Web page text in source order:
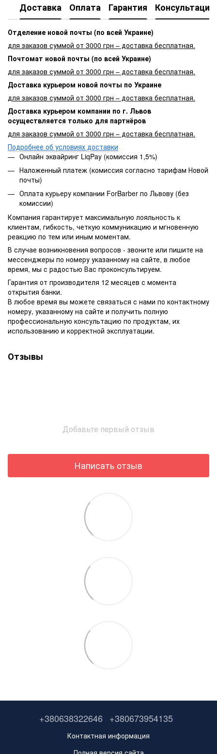
Доставка Оплата Гарантия Консультация
Отделение новой почты (по всей Украине)
для заказов суммой от 3000 грн – доставка бесплатная.
Почтомат новой почты (по всей Украине)
для заказов суммой от 3000 грн – доставка бесплатная.
Доставка курьером новой почты по Украине
для заказов суммой от 3000 грн – доставка бесплатная.
Доставка курьером компании по г. Львов
осуществляется только для партнёров
для заказов суммой от 3000 грн – доставка бесплатная.
Подробнее об условиях доставки
Онлайн эквайринг LiqPay (комиссия 1,5%)
Наложенный платеж (комиссия согласно тарифам Новой
почты)
Оплата курьеру компании ForBarber по Львову (без
комиссии)
Компания гарантирует максимальную лояльность к
клиентам, гибкость, четкую коммуникацию и мгновенную
реакцию по тем или иным моментам.
В случае возникновения вопросов - звоните или пишите на
мессенджеры по номеру указанному на сайте, в любое
время, мы с радостью Вас проконсультируем.
Гарантия от производителя 12 месяцев с момента
открытия банки.
В любое время вы можете связаться с нами по контактному
номеру, указанному на сайте и получить полную
профессиональную консультацию по продуктам, их
использованию и корректной эксплуатации.
Отзывы
Добавьте первый отзыв
Написать отзыв
+380638322646 +380673954135
Контактная информация